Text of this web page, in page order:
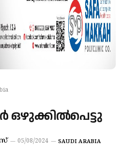
ഒഴുക്കില്‍പെട്ടു
05/08/2024 SAUDI ARABIA